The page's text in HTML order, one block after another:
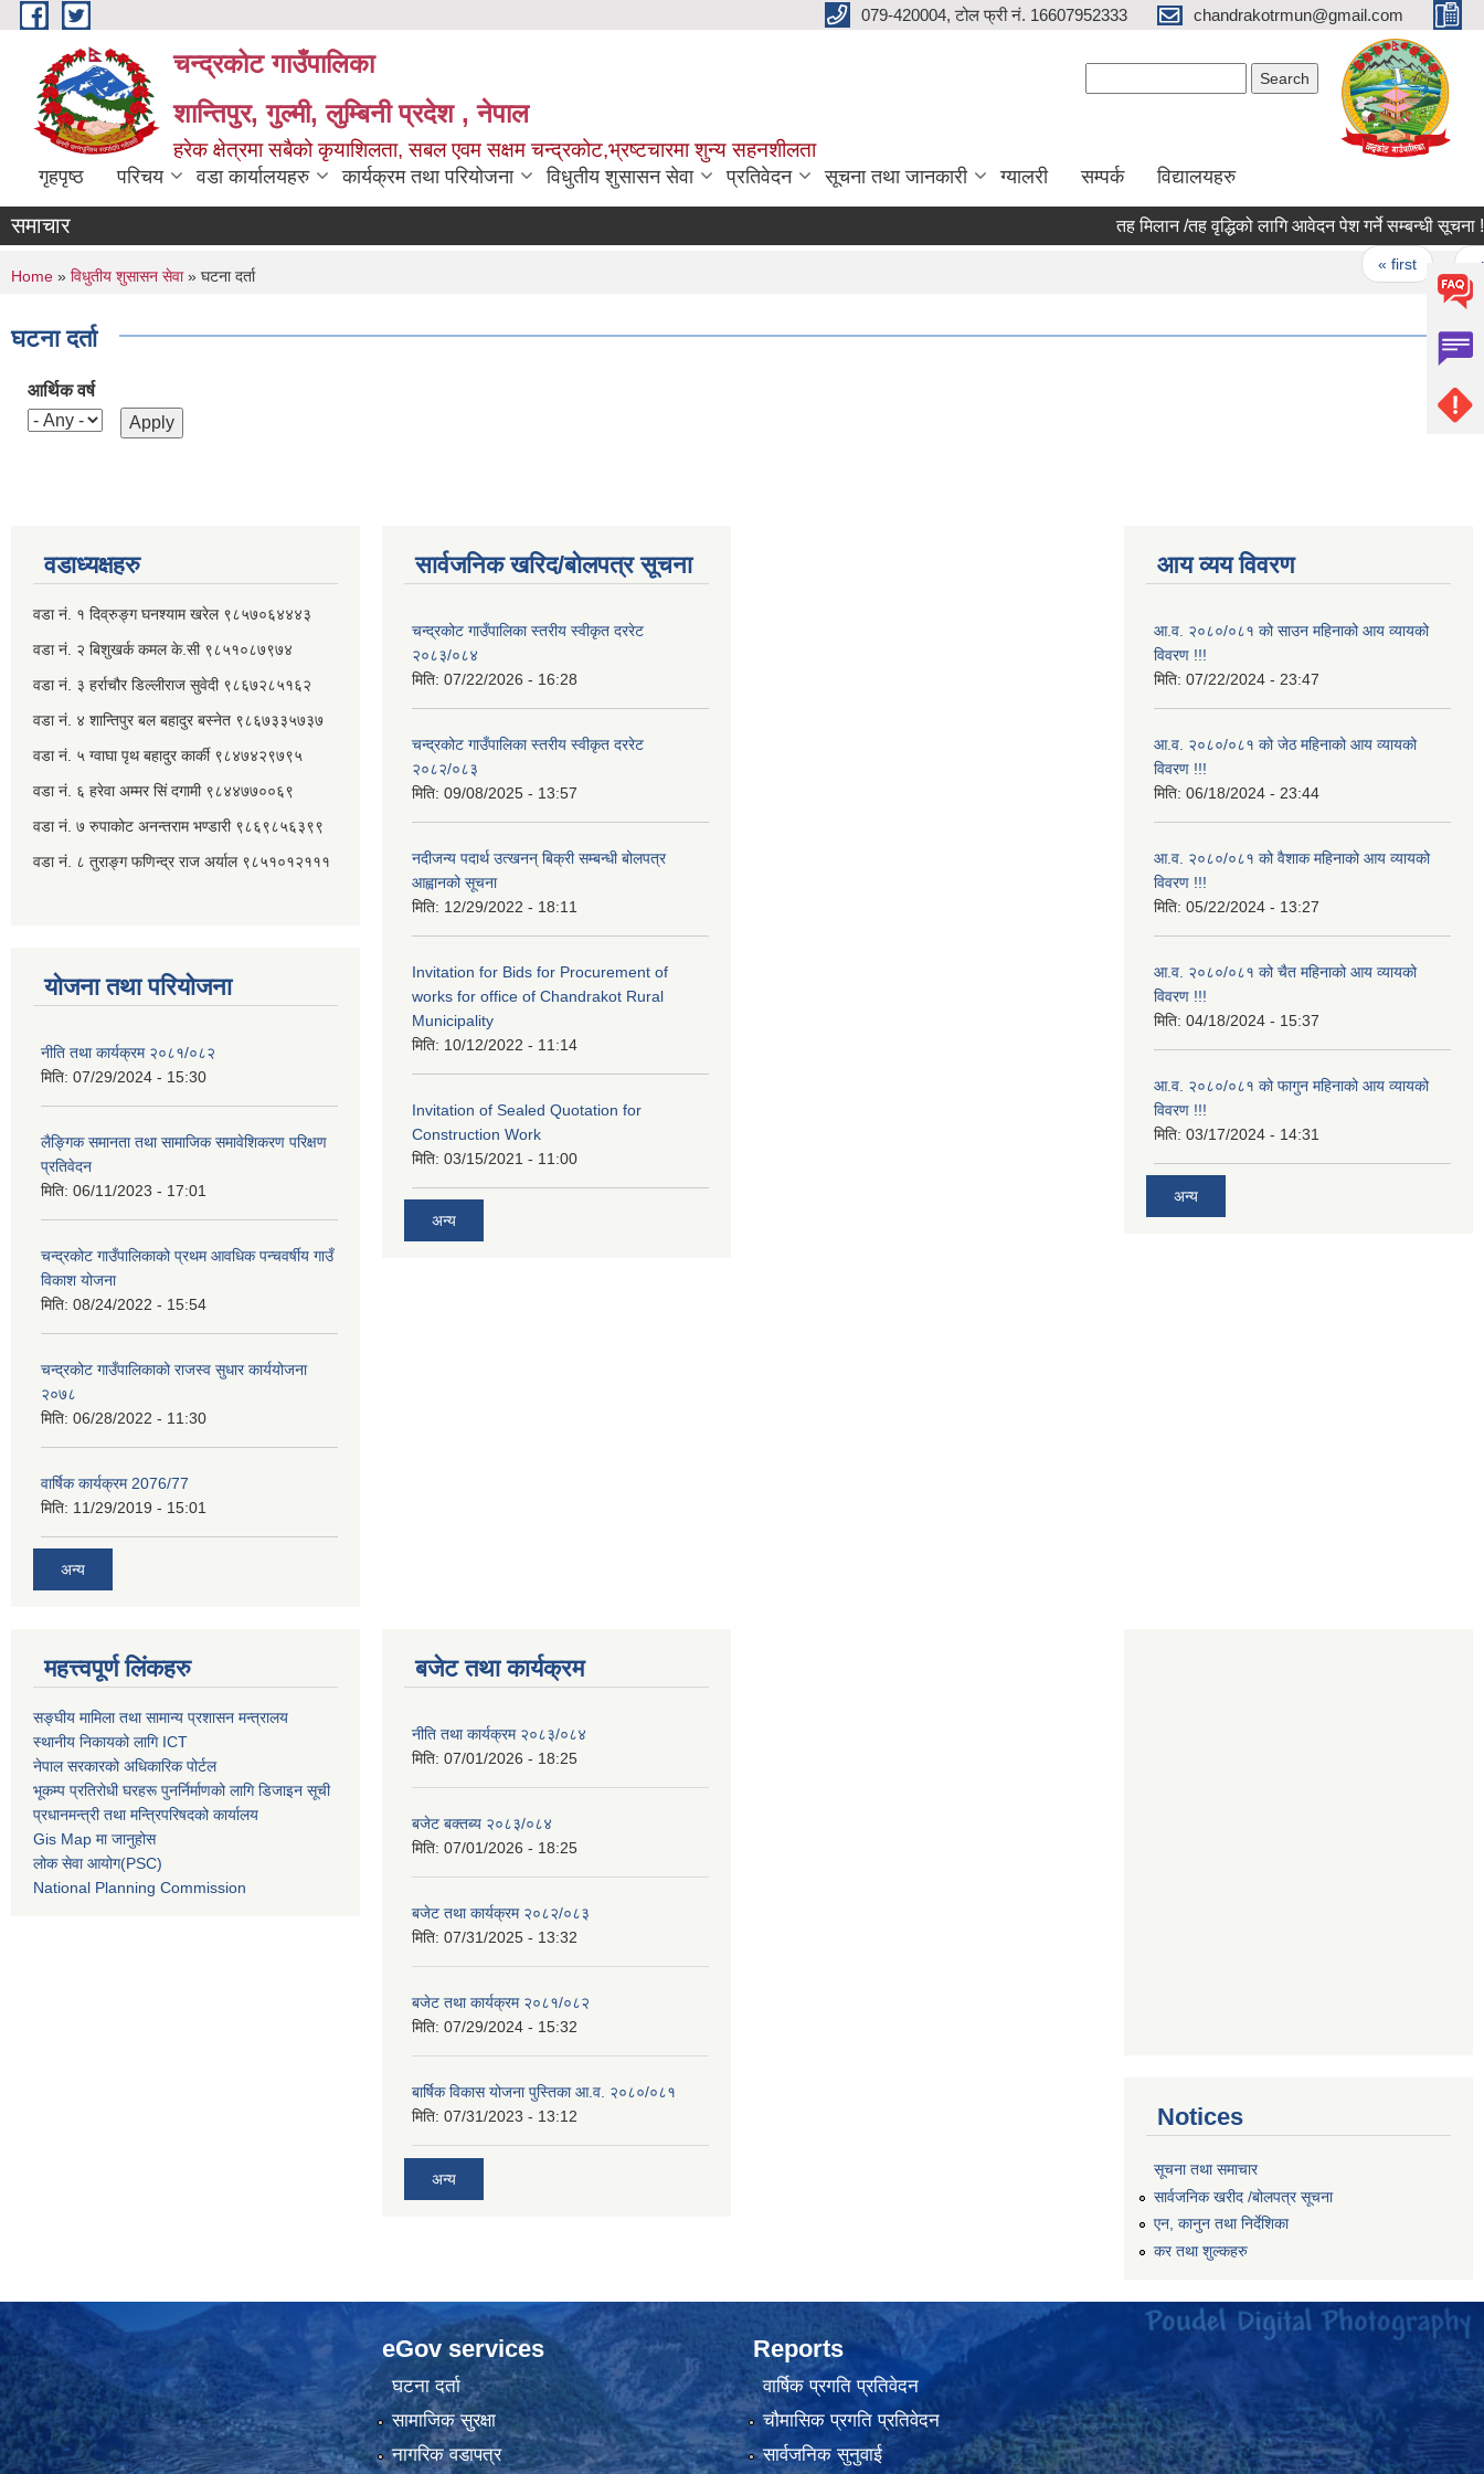
Skip to main content 079-420004, टोल फ्री नं. 16607952333 chandrakotrmun@gmail.com
चन्द्रकोट गाउँपालिका
शान्तिपुर, गुल्मी, लुम्बिनी प्रदेश , नेपाल
हरेक क्षेत्रमा सबैको कृयाशिलता, सबल एवम सक्षम चन्द्रकोट,भ्रष्टचारमा शुन्य सहनशीलता
गृहपृष्ठ परिचय वडा कार्यालयहरु कार्यक्रम तथा परियोजना विधुतीय शुसासन सेवा प्रतिवेदन सूचना तथा जानकारी ग्यालरी सम्पर्क विद्यालयहरु
समाचार तह मिलान /तह वृद्धिको लागि आवेदन पेश गर्ने सम्बन्धी सूचना !!!
« first ‹
You are here
Home » विधुतीय शुसासन सेवा» घटना दर्ता
घटना दर्ता
आर्थिक वर्ष
वडाध्यक्षहरु
वडा नं. १ दिव्रुङ्ग घनश्याम खरेल ९८५७०६४४४३
वडा नं. २ ‌‍बिशुखर्क कमल के.सी ९८५१०८७९७४
वडा नं. ३ हर्राचौर डिल्लीराज सुवेदी ९८६७२८५१६२
वडा नं. ४ शान्तिपुर बल बहादुर बस्नेत​ ९८६७३३५७३७
वडा नं. ५ ग्वाघा पृथ बहादुर कार्की ९८४७४२९७९५
वडा नं. ६ हरेवा अम्मर सिं दगामी​ ९८४४७७००६९
वडा नं. ७ ‌‍रुपाकोट अनन्तराम भण्डारी ९८६९८५६३९९
वडा नं. ८ तुराङ्ग फणिन्द्र राज अर्याल ९८५१०१२१११
योजना तथा परियोजना
नीति तथा कार्यक्रम २०८१/०८२
मिति: 07/29/2024 - 15:30
लैङ्गिक समानता तथा सामाजिक समावेशिकरण परिक्षण
प्रतिवेदन
मिति: 06/11/2023 - 17:01
चन्द्रकोट गाउँपालिकाको प्रथम आवधिक पन्चवर्षीय गाउँ
विकाश योजना
मिति: 08/24/2022 - 15:54
चन्द्रकोट गाउँपालिकाको राजस्व सुधार कार्ययोजना
२०७८
मिति: 06/28/2022 - 11:30
वार्षिक कार्यक्रम 2076/77
मिति: 11/29/2019 - 15:01
अन्य
सार्वजनिक खरिद/बोलपत्र सूचना
चन्द्रकोट गाउँपालिका स्तरीय स्वीकृत दररेट
२०८३/०८४
मिति: 07/22/2026 - 16:28
चन्द्रकोट गाउँपालिका स्तरीय स्वीकृत दररेट
२०८२/०८३
मिति: 09/08/2025 - 13:57
नदीजन्य पदार्थ उत्खनन् बिक्री सम्बन्धी बोलपत्र
आह्वानको सूचना
मिति: 12/29/2022 - 18:11
Invitation for Bids for Procurement of
works for office of Chandrakot Rural
Municipality
मिति: 10/12/2022 - 11:14
Invitation of Sealed Quotation for
Construction Work
मिति: 03/15/2021 - 11:00
अन्य
आय व्यय विवरण
आ.व. २०८०/०८१ को साउन महिनाको आय व्यायको
विवरण !!!
मिति: 07/22/2024 - 23:47
आ.व. २०८०/०८१ को जेठ महिनाको आय व्यायको
विवरण !!!
मिति: 06/18/2024 - 23:44
आ.व. २०८०/०८१ को वैशाक महिनाको आय व्यायको
विवरण !!!
मिति: 05/22/2024 - 13:27
आ.व. २०८०/०८१ को चैत महिनाको आय व्यायको
विवरण !!!
मिति: 04/18/2024 - 15:37
आ.व. २०८०/०८१ को फागुन महिनाको आय व्यायको
विवरण !!!
मिति: 03/17/2024 - 14:31
अन्य
महत्त्वपूर्ण लिंकहरु
सङ्घीय मामिला तथा सामान्य प्रशासन मन्त्रालय
स्थानीय निकायको लागि ICT
नेपाल सरकारको अधिकारिक पोर्टल
भूकम्प प्रतिरोधी घरहरू पुनर्निर्माणको लागि डिजाइन सूची
प्रधानमन्त्री तथा मन्त्रिपरिषदको कार्यालय
Gis Map मा जानुहोस
लोक सेवा आयोग(PSC)
National Planning Commission
बजेट तथा कार्यक्रम
नीति तथा कार्यक्रम २०८३/०८४
मिति: 07/01/2026 - 18:25
बजेट बक्तब्य २०८३/०८४
मिति: 07/01/2026 - 18:25
बजेट तथा कार्यक्रम २०८२/०८३
मिति: 07/31/2025 - 13:32
बजेट तथा कार्यक्रम २०८१/०८२
मिति: 07/29/2024 - 15:32
बार्षिक विकास योजना पुस्तिका आ.व. २०८०/०८१
मिति: 07/31/2023 - 13:12
अन्य
Notices
सूचना तथा समाचार
सार्वजनिक खरीद /बोलपत्र सूचना
एन, कानुन तथा निर्देशिका
कर तथा शुल्कहरु
eGov services
घटना दर्ता
सामाजिक सुरक्षा
नागरिक वडापत्र
Reports
वार्षिक प्रगति प्रतिवेदन
चौमासिक प्रगति प्रतिवेदन
सार्वजनिक सुनुवाई